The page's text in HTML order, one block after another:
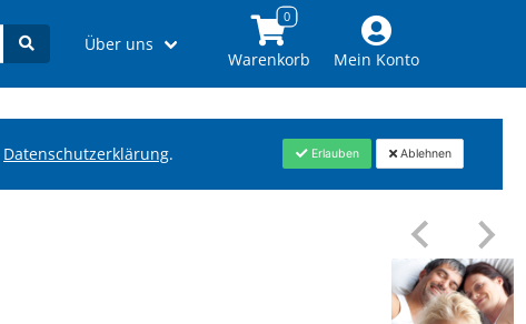
Über uns
Warenkorb Mein Konto
Datenschutzerklärung. Erlauben Ablehnen